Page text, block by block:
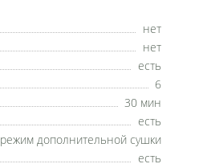
нет
нет
есть
6
30 мин
есть
режим дополнительной сушки
есть